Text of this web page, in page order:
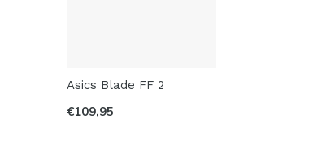
Asics Blade FF 2
€109,95